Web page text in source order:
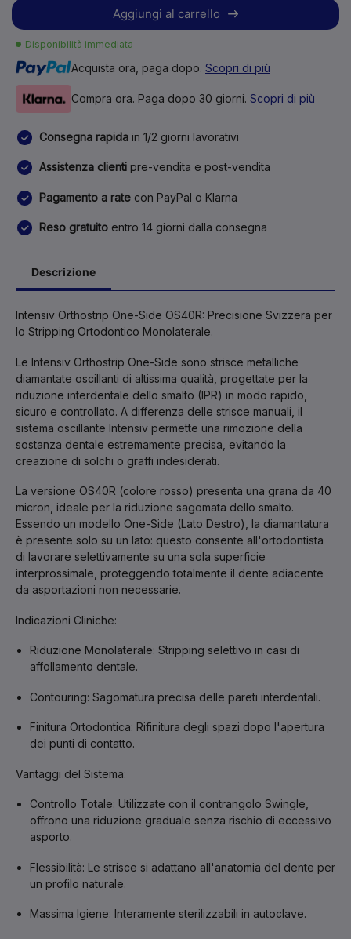
Aggiungi al carrello
Disponibilità immediata
Acquista ora, paga dopo. Scopri di più
Compra ora. Paga dopo 30 giorni. Scopri di più
Consegna rapida in 1/2 giorni lavorativi
Assistenza clienti pre-vendita e post-vendita
Pagamento a rate con PayPal o Klarna
Reso gratuito entro 14 giorni dalla consegna
Descrizione
Intensiv Orthostrip One-Side OS40R: Precisione Svizzera per
lo Stripping Ortodontico Monolaterale.
Le Intensiv Orthostrip One-Side sono strisce metalliche
diamantate oscillanti di altissima qualità, progettate per la
riduzione interdentale dello smalto (IPR) in modo rapido,
sicuro e controllato. A differenza delle strisce manuali, il
sistema oscillante Intensiv permette una rimozione della
sostanza dentale estremamente precisa, evitando la
creazione di solchi o graffi indesiderati.
La versione OS40R (colore rosso) presenta una grana da 40
micron , ideale per la riduzione sagomata dello smalto.
Essendo un modello One-Side (Lato Destro) , la diamantatura
è presente solo su un lato: questo consente all'ortodontista
di lavorare selettivamente su una sola superficie
interprossimale, proteggendo totalmente il dente adiacente
da asportazioni non necessarie.
Indicazioni Cliniche:
Riduzione Monolaterale: Stripping selettivo in casi di
affollamento dentale.
Contouring: Sagomatura precisa delle pareti interdentali.
Finitura Ortodontica: Rifinitura degli spazi dopo l'apertura
dei punti di contatto.
Vantaggi del Sistema:
Controllo Totale: Utilizzate con il contrangolo Swingle
offrono una riduzione graduale senza rischio di eccessivo
asporto.
Flessibilità: Le strisce si adattano all'anatomia del dente per
un profilo naturale.
Massima Igiene: Interamente sterilizzabili in autoclave.